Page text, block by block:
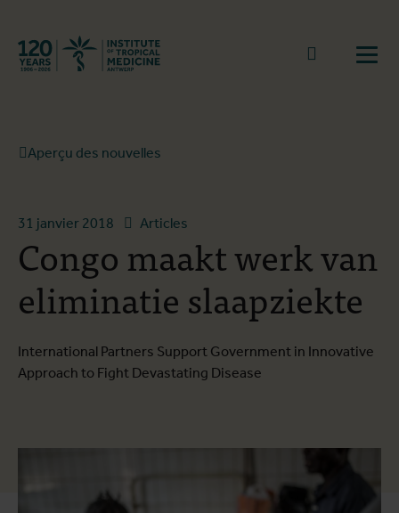
Retourner à la page d'accueil
go to
Aperçu des nouvelles
31 janvier 2018 Articles
Congo maakt werk van
eliminatie slaapziekte
International Partners Support Government in Innovative
Approach to Fight Devastating Disease